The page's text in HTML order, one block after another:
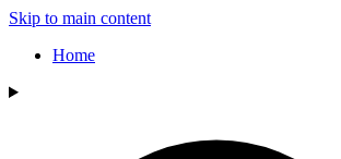
Skip to main content
Home